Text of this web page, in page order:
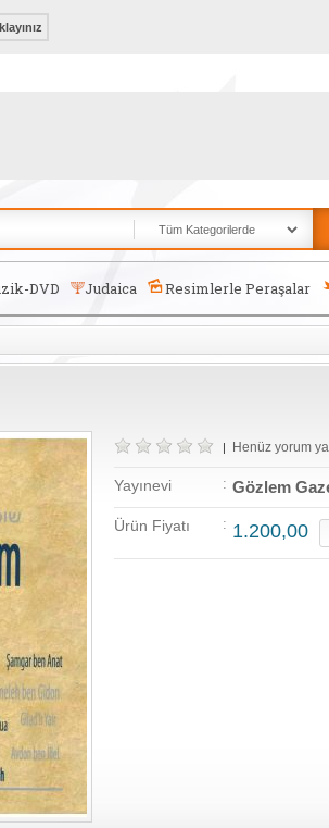
DVD Judaica Resimlerle Peraşalar
| Henüz yorum
Yayınevi : Gözlem
Ürün Fiyatı : 1.200,00